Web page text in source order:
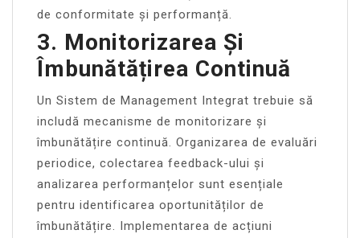
de conformitate și performanță.
3. Monitorizarea Și
Îmbunătățirea Continuă
Un Sistem de Management Integrat trebuie să
includă mecanisme de monitorizare și
îmbunătățire continuă. Organizarea de evaluări
periodice, colectarea feedback-ului și
analizarea performanțelor sunt esențiale
pentru identificarea oportunităților de
îmbunătățire. Implementarea de acțiuni